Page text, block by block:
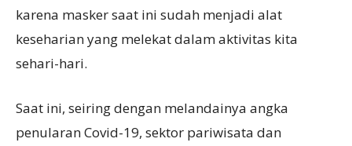
karena masker saat ini sudah menjadi alat
keseharian yang melekat dalam aktivitas kita
sehari-hari.
Saat ini, seiring dengan melandainya angka
penularan Covid-19, sektor pariwisata dan